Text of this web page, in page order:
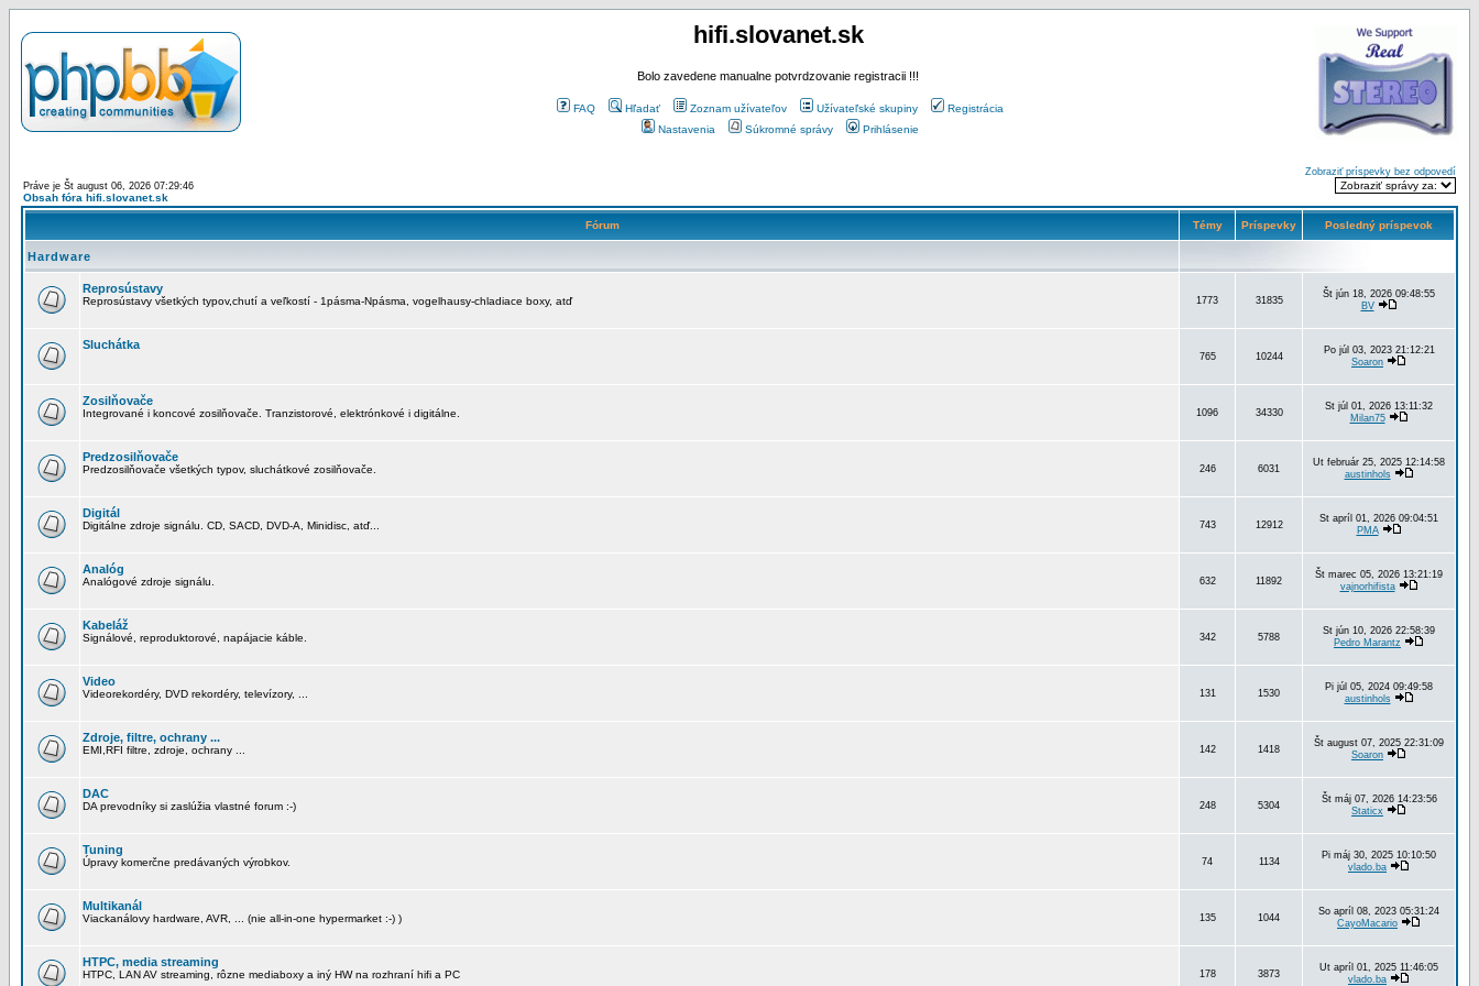
hifi.slovanet.sk
Bolo zavedene manualne potvrdzovanie registracii !!!
FAQ Hľadať Zoznam užívateľov Užívateľské skupiny
Registrácia
Nastavenia
Súkromné správy Prihlásenie
Práve je Št august 06, 2026 07:29:46
Obsah fóra hifi.slovanet.sk
Zobraziť príspevky bez odpovedí
Fórum Témy Príspevky Posledný príspevok
Hardware
Reprosústavy
Reprosústavy všetkých typov,chutí a veľkostí - 1pásma-Npásma, vogelhausy-chladiace boxy, atď 1773 31835
Št jún 18, 2026 09:48:55
BV
Sluchátka
765 10244
Po júl 03, 2023 21:12:21
Soaron
Zosilňovače
Integrované i koncové zosilňovače. Tranzistorové, elektrónkové i digitálne. 1096 34330
St júl 01, 2026 13:11:32
Milan75
Predzosilňovače
Predzosilňovače všetkých typov, sluchátkové zosilňovače. 246 6031
Ut február 25, 2025 12:14:58
austinhols
Digitál
Digitálne zdroje signálu. CD, SACD, DVD-A, Minidisc, atď... 743 12912
St apríl 01, 2026 09:04:51
PMA
Analóg
Analógové zdroje signálu. 632 11892
Št marec 05, 2026 13:21:19
vajnorhifista
Kabeláž
Signálové, reproduktorové, napájacie káble. 342 5788
St jún 10, 2026 22:58:39
Pedro Marantz
Video
Videorekordéry, DVD rekordéry, televízory, ... 131 1530
Pi júl 05, 2024 09:49:58
austinhols
Zdroje, filtre, ochrany ...
EMI,RFI filtre, zdroje, ochrany ... 142 1418
Št august 07, 2025 22:31:09
Soaron
DAC
DA prevodníky si zaslúžia vlastné forum :-) 248 5304
Št máj 07, 2026 14:23:56
Staticx
Tuning
Úpravy komerčne predávaných výrobkov. 74 1134
Pi máj 30, 2025 10:10:50
vlado.ba
Multikanál
Viackanálovy hardware, AVR, ... (nie all-in-one hypermarket :-) ) 135 1044
So apríl 08, 2023 05:31:24
CayoMacario
HTPC, media streaming
HTPC, LAN AV streaming, rôzne mediaboxy a iný HW na rozhraní hifi a PC 178 3873
Ut apríl 01, 2025 11:46:05
vlado.ba